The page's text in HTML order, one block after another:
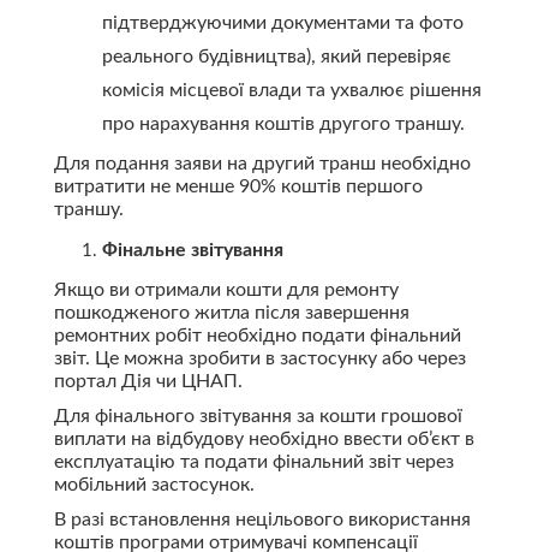
підтверджуючими документами та фото
реального будівництва), який перевіряє
комісія місцевої влади та ухвалює рішення
про нарахування коштів другого траншу.
Для подання заяви на другий транш необхідно
витратити не менше 90% коштів першого
траншу.
Фінальне звітування
Якщо ви отримали кошти для ремонту
пошкодженого житла після завершення
ремонтних робіт необхідно подати фінальний
звіт. Це можна зробити в застосунку або через
портал Дія чи ЦНАП.
Для фінального звітування за кошти грошової
виплати на відбудову необхідно ввести об’єкт в
експлуатацію та подати фінальний звіт через
мобільний застосунок.
В разі встановлення нецільового використання
коштів програми отримувачі компенсації